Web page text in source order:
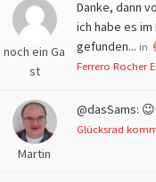
noch ein Ga
st
Danke, dann
ich habe es im
gefunden... in
Ferrero Rocher E
Martin
@dasSams:
Glücksrad